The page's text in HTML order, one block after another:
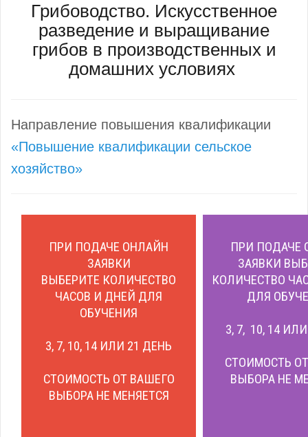
Грибоводство. Искусственное
разведение и выращивание
грибов в производственных и
домашних условиях
Направление повышения квалификации
«Повышение квалификации сельское
хозяйство»
ПРИ ПОДАЧЕ ОНЛАЙН
ЗАЯВКИ
ВЫБЕРИТЕ КОЛИЧЕСТВО
ЧАСОВ И ДНЕЙ ДЛЯ
ОБУЧЕНИЯ
3, 7, 10, 14 ИЛИ 21 ДЕНЬ
СТОИМОСТЬ ОТ ВАШЕГО
ВЫБОРА НЕ МЕНЯЕТСЯ
ПРИ ПОДАЧЕ
ЗАЯВКИ
КОЛИЧЕСТВО
ДЛЯ
3, 7, 10, 14
СТОИМОСТЬ
ВЫБОРА НЕ